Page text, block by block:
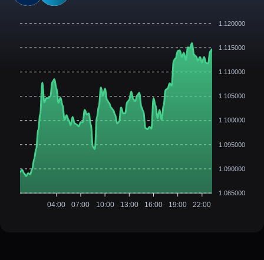
1.120000
1.115000
1.110000
1.105000
1.100000
1.095000
1.090000
1.085000
04:00 07:00 10:00 13:00 16:00 19:00 22:00